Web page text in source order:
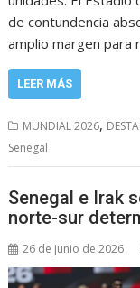
de contundencia
amplio margen para
LEER MÁS
MUNDIAL 2026,
Senegal
Senegal e Irak
norte-sur
26 de junio de 2026